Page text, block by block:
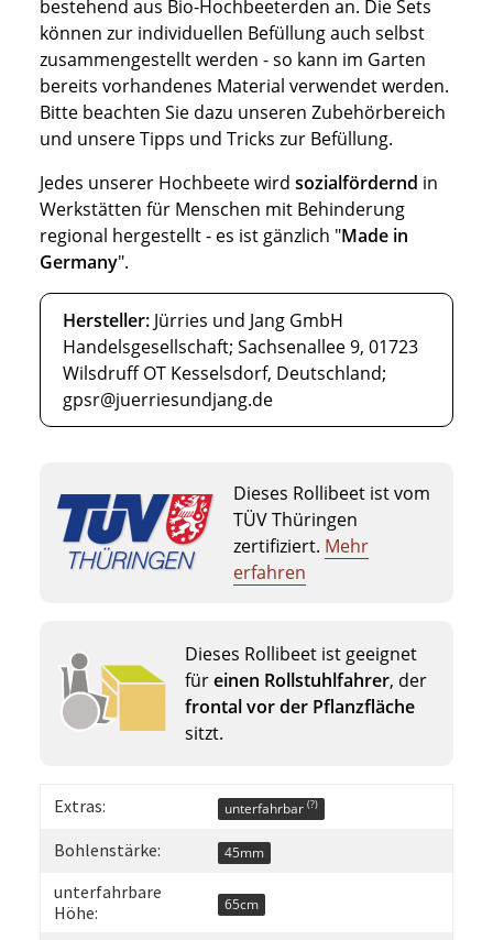
bestehend aus Bio-Hochbeeterden an. Die Sets
können zur individuellen Befüllung auch selbst
zusammengestellt werden - so kann im Garten
bereits vorhandenes Material verwendet werden.
Bitte beachten Sie dazu unseren Zubehörbereich
und unsere Tipps und Tricks zur Befüllung.
Jedes unserer Hochbeete wird sozialfördernd in
Werkstätten für Menschen mit Behinderung
regional hergestellt - es ist gänzlich "Made in
Germany".
Hersteller: Jürries und Jang GmbH
Handelsgesellschaft; Sachsenallee 9, 01723
Wilsdruff OT Kesselsdorf, Deutschland;
gpsr@juerriesundjang.de
Dieses Rollibeet ist vom
TÜV Thüringen
zertifiziert. Mehr
erfahren
Dieses Rollibeet ist geeignet
füreinen Rollstuhlfahrer, der
frontal vor der Pflanzfläche
sitzt.
Extras: unterfahrbar (?)
Bohlenstärke: 45mm
unterfahrbare
Höhe:
65cm